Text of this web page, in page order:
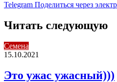
Telegram Поделиться через
Читать следующую
Семена
15.10.2021
Это ужас ужасный)))